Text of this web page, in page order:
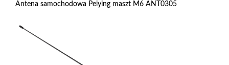
Antena samochodowa Peiying maszt M6 ANT0305